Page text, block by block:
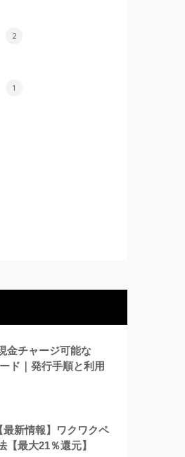
2
1
金チャージ可能な
ド｜発行手順と利用
最新情報】ワクワクペ
【最大21％還元】